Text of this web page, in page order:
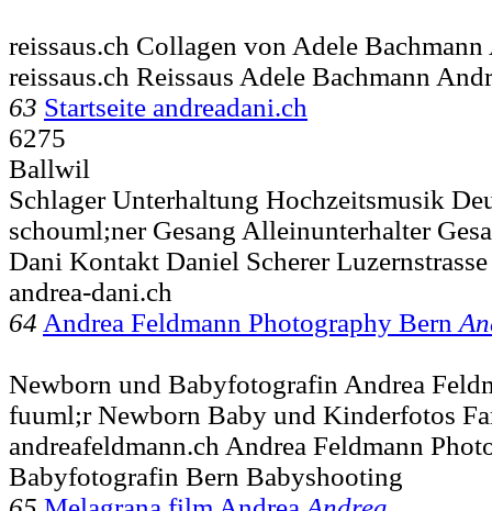
reissaus.ch Collagen von Adele Bachmann
reissaus.ch Reissaus Adele Bachmann
63 Startseite andreadani.ch
6275
Ballwil
Schlager Unterhaltung Hochzeitsmusik
schouml;ner Gesang Alleinunterhalter
Dani Kontakt Daniel Scherer
andrea-dani.ch
64 Andrea Feldmann Photography Bern
Newborn und Babyfotografin Andrea
fuuml;r Newborn Baby und Kinderfotos
andreafeldmann.ch Andrea Feldmann
Babyfotografin Bern Babyshooting